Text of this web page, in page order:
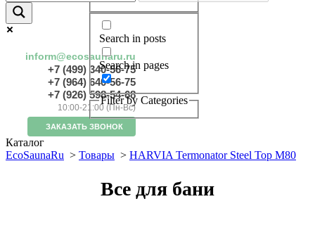
Search in posts
Search in pages
Filter by Categories
inform@ecosaunaru.ru
+7 (499) 340-56-75
+7 (964) 640-56-75
+7 (926) 598-54-68
10:00-21:00 (Пн-Вс)
ЗАКАЗАТЬ ЗВОНОК
Каталог
EcoSaunaRu > Товары > HARVIA Termonator Steel Top M80
Все для бани